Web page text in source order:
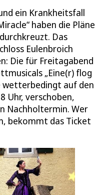
ein Krankheitsfall
haben die Pläne
Das
Eulenbroich
Die für Freitagabend
„Eine(r) flog
wetterbedingt auf den
Uhr, verschoben,
Nachholtermin. Wer
bekommt das Ticket